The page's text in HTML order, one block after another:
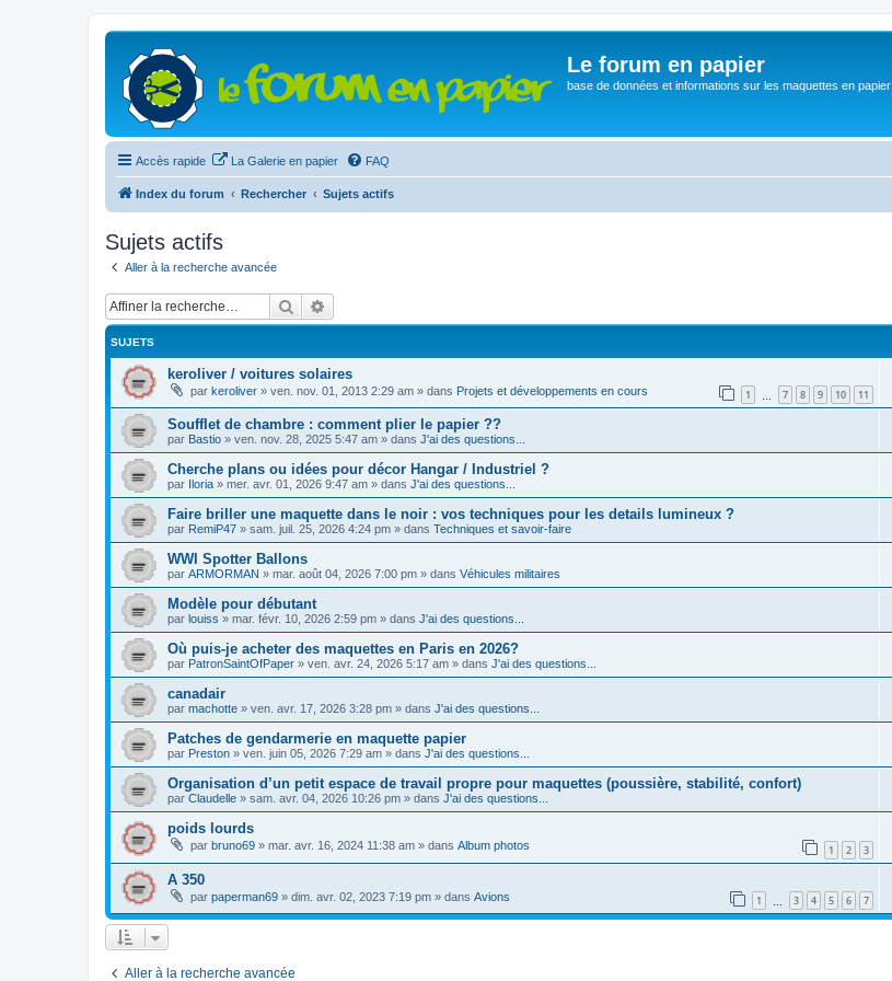
Le forum en papier
base de données et informations sur les maquettes en papier
Accès rapide La Galerie en papier FAQ
Index du forum Rechercher Sujets actifs
Sujets actifs
Aller à la recherche avancée
Rechercher
SUJETS
keroliver / voitures solaires
par keroliver » ven. nov. 01, 2013 2:29 am » dans Projets et développements en cours 1 7 8 9 10 11
Soufflet de chambre : comment plier le papier ??
par Bastio » ven. nov. 28, 2025 5:47 am » dans J'ai des questions...
Cherche plans ou idées pour décor Hangar / Industriel ?
par Iloria » mer. avr. 01, 2026 9:47 am » dans J'ai des questions...
Faire briller une maquette dans le noir : vos techniques pour les details lumineux ?
par RemiP47 » sam. juil. 25, 2026 4:24 pm » dans Techniques et savoir-faire
WWI Spotter Ballons
par ARMORMAN » mar. août 04, 2026 7:00 pm » dans Véhicules militaires
Modèle pour débutant
par louiss » mar. févr. 10, 2026 2:59 pm » dans J'ai des questions...
Où puis-je acheter des maquettes en Paris en 2026?
par PatronSaintOfPaper » ven. avr. 24, 2026 5:17 am » dans J'ai des questions...
canadair
par machotte » ven. avr. 17, 2026 3:28 pm » dans J'ai des questions...
Patches de gendarmerie en maquette papier
par Preston » ven. juin 05, 2026 7:29 am » dans J'ai des questions...
Organisation d’un petit espace de travail propre pour maquettes (poussière, stabilité, confort)
par Claudelle » sam. avr. 04, 2026 10:26 pm » dans J'ai des questions...
poids lourds
par bruno69 » mar. avr. 16, 2024 11:38 am » dans Album photos 1 2 3
A 350
par paperman69 » dim. avr. 02, 2023 7:19 pm » dans Avions 1 3 4 5 6 7
Aller à la recherche avancée